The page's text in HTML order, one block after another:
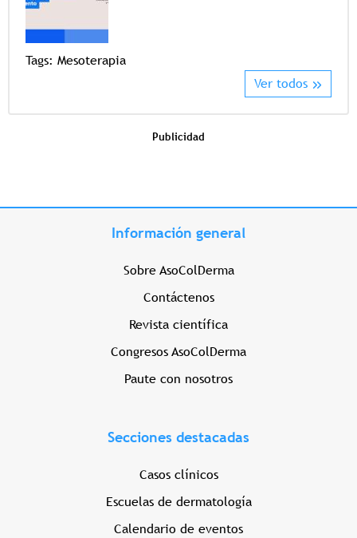
Tags: Mesoterapia
Ver todos
Publicidad
Información general
Sobre AsoColDerma
Contáctenos
Revista científica
Congresos AsoColDerma
Paute con nosotros
Secciones destacadas
Casos clínicos
Escuelas de dermatología
Calendario de eventos